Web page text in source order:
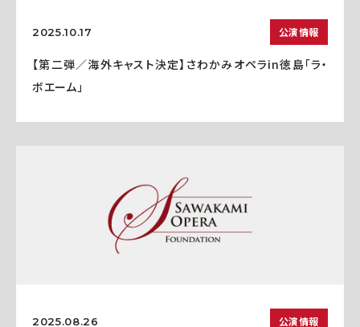
2025.10.17 公演情報
【第二弾／海外キャスト決定】さわかみオペラin徳島「ラ・
ボエーム」
2025.08.26 公演情報